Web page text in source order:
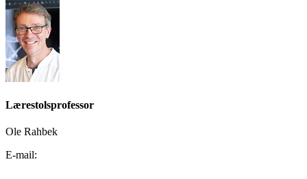
Lærestolsprofessor
Ole Rahbek
E-mail: